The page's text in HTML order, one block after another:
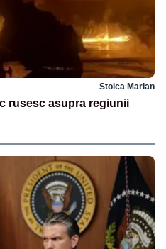
Stoica Marian
rusesc asupra regiunii